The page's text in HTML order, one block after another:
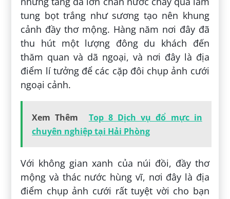
tung bọt trắng như sương tạo nên khung
cảnh đầy thơ mộng. Hàng năm nơi đây đã
thu hút một lượng đông du khách đến
thăm quan và dã ngoại, và nơi đây là địa
điểm lí tưởng để các cặp đôi chụp ảnh cưới
ngoại cảnh.
Xem Thêm
Top 8 Dịch vụ đổ mực in
chuyên nghiệp tại Hải Phòng
Với không gian xanh của núi đồi, đầy thơ
mộng và thác nước hùng vĩ, nơi đây là địa
điểm chụp ảnh cưới rất tuyệt vời cho bạn